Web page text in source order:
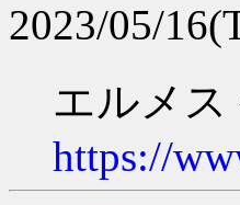
2023/05/
エルメ
https://